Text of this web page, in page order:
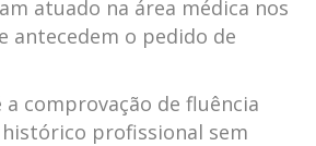
atuado na área‌ médica nos
antecedem o pedido ⁤de
comprovação de ⁢fluência⁤
profissional sem